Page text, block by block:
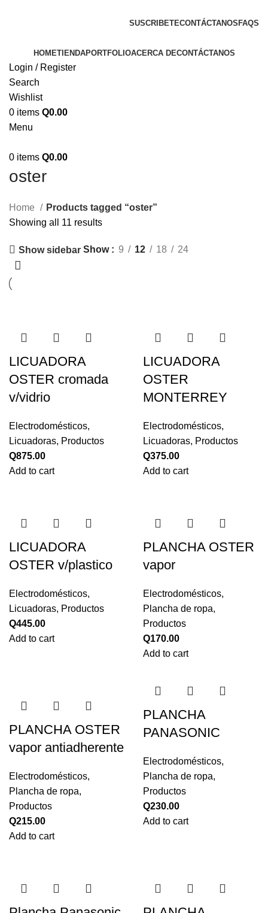
SUSCRIBETECONTÁCTANOS FAQS
HOMETIENDAPORTFOLIOACERCA DECONTÁCTANOS
Login / Register
Search
Wishlist
0 items Q0.00
Menu
0 items Q0.00
oster
Home
Products tagged “oster”
Showing all 11 results
Show sidebar Show 9 12 18 24
LICUADORA
OSTER cromada
v/vidrio
Electrodomésticos,
Licuadoras, Productos
Q875.00
Add to cart
LICUADORA
OSTER
MONTERREY
Electrodomésticos,
Licuadoras, Productos
Q375.00
Add to cart
LICUADORA
OSTER v/plastico
Electrodomésticos,
Licuadoras, Productos
Q445.00
Add to cart
PLANCHA OSTER
vapor
Electrodomésticos,
Plancha de ropa,
Productos
Q170.00
Add to cart
PLANCHA OSTER
vapor antiadherente
Electrodomésticos,
Plancha de ropa,
Productos
Q215.00
Add to cart
PLANCHA
PANASONIC
Electrodomésticos,
Plancha de ropa,
Productos
Q230.00
Add to cart